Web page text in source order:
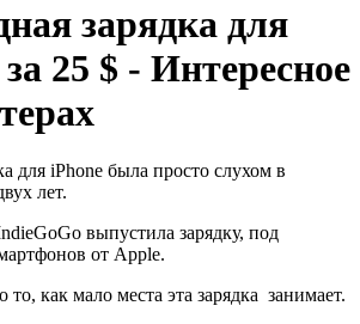
зарядка для
25 $ - Интересное
для iPhone была просто слухом в
лет.
выпустила зарядку, под
от Apple.
то, как мало места эта зарядка занимает.